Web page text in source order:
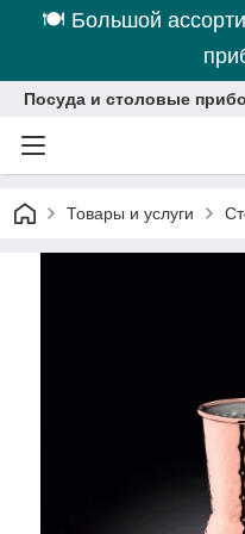
🍽 Большой
Посуда и столовые
Товары и услуги